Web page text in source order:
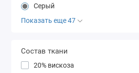
Серый
Показать еще 47
Состав ткани
20% вискоза